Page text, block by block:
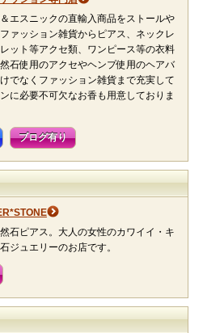
エスニックの直輸入商品をストールや
ァッション雑貨からピアス、ネックレ
ット等アクセ類、ワンピース等の衣料
石使用のアクセやヘンプ使用のヘアバ
でなくファッション雑貨まで充実して
に必要不可欠なお香も用意しておりま
ブログ有り
石ピアス。大人の女性のカワイイ・キ
ジュエリーのお店です。